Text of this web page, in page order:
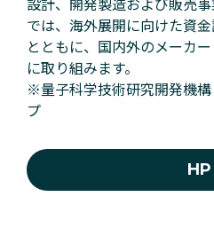
設計、開発製造および販売
では、海外展開に向けた資
とともに、国内外のメーカ
に取り組みます。
※量子科学技術研究開発機
プ
HP